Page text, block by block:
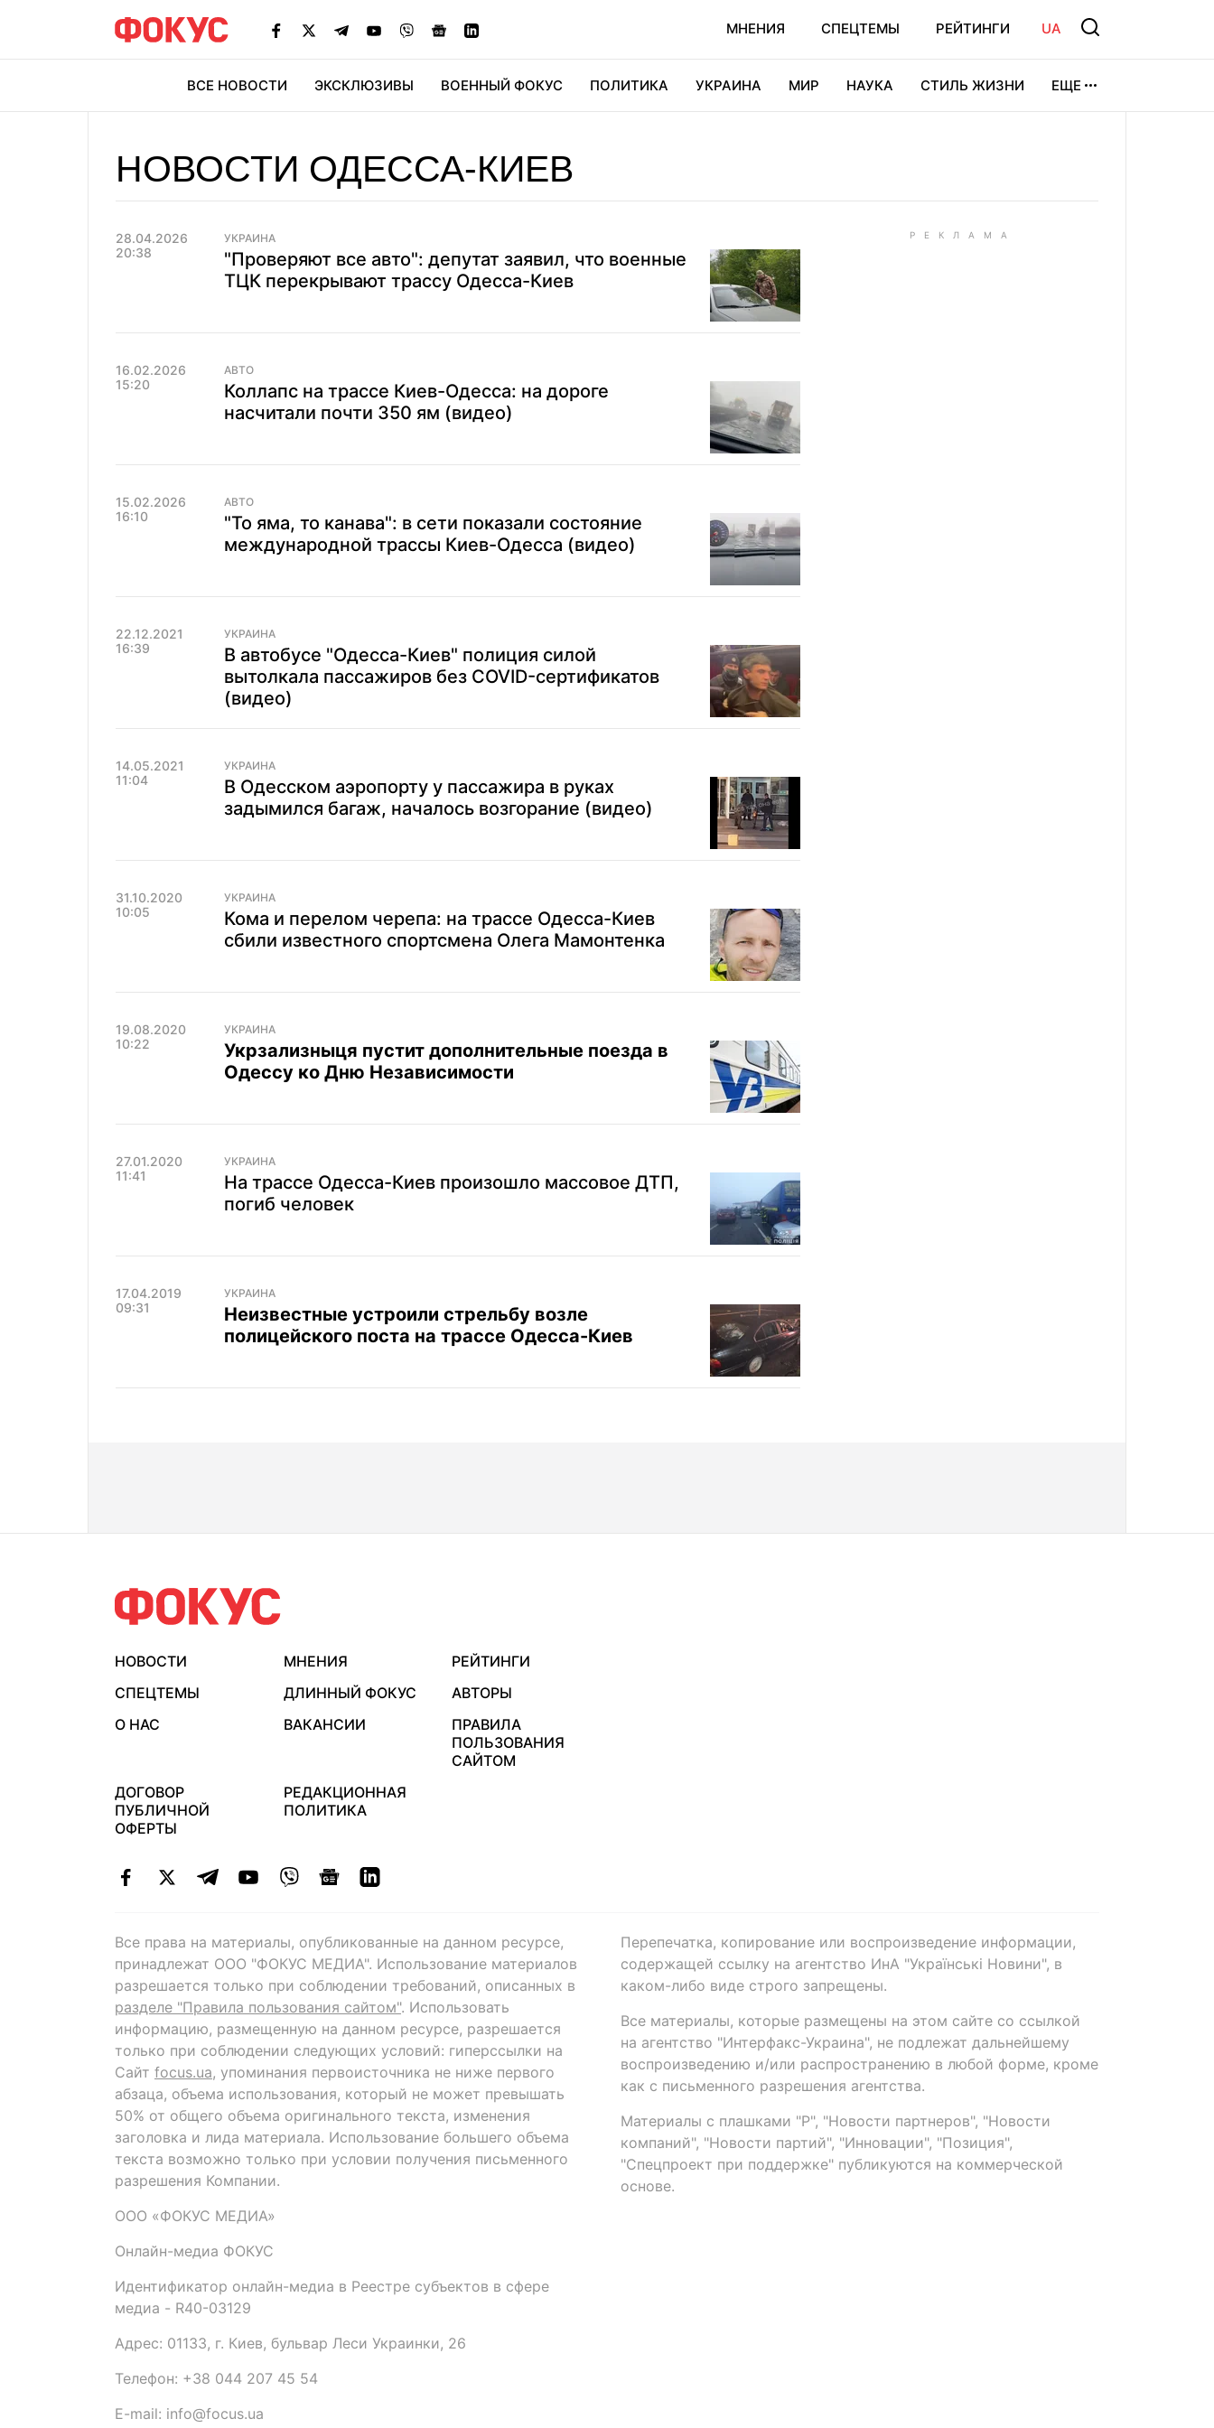
МНЕНИЯ СПЕЦТЕМЫ РЕЙТИНГИ UA
ВСЕ НОВОСТИ ЭКСКЛЮЗИВЫ ВОЕННЫЙ ФОКУС ПОЛИТИКА УКРАИНА МИР НАУКА СТИЛЬ ЖИЗНИ ЕЩЕ
НОВОСТИ ОДЕССА-КИЕВ
28.04.2026
20:38
УКРАИНА
"Проверяют все авто": депутат заявил, что военные
ТЦК перекрывают трассу Одесса-Киев
16.02.2026
15:20
АВТО
Коллапс на трассе Киев-Одесса: на дороге
насчитали почти 350 ям (видео)
15.02.2026
16:10
АВТО
"То яма, то канава": в сети показали состояние
международной трассы Киев-Одесса (видео)
22.12.2021
16:39
УКРАИНА
В автобусе "Одесса-Киев" полиция силой
вытолкала пассажиров без COVID-сертификатов
(видео)
14.05.2021
11:04
УКРАИНА
В Одесском аэропорту у пассажира в руках
задымился багаж, началось возгорание (видео)
31.10.2020
10:05
УКРАИНА
Кома и перелом черепа: на трассе Одесса-Киев
сбили известного спортсмена Олега Мамонтенка
19.08.2020
10:22
УКРАИНА
Укрзализныця пустит дополнительные поезда в
Одессу ко Дню Независимости
27.01.2020
11:41
УКРАИНА
На трассе Одесса-Киев произошло массовое ДТП,
погиб человек
17.04.2019
09:31
УКРАИНА
Неизвестные устроили стрельбу возле
полицейского поста на трассе Одесса-Киев
НОВОСТИ МНЕНИЯ
РЕЙТИНГИ
СПЕЦТЕМЫ
ДЛИННЫЙ ФОКУС
АВТОРЫ
О НАС
ВАКАНСИИ
ПРАВИЛА
ПОЛЬЗОВАНИЯ
САЙТОМ
ДОГОВОР
ПУБЛИЧНОЙ
ОФЕРТЫ
РЕДАКЦИОННАЯ
ПОЛИТИКА
Все права на материалы, опубликованные на данном ресурсе,
принадлежат ООО "ФОКУС МЕДИА". Использование материалов
разрешается только при соблюдении требований, описанных в
разделе "Правила пользования сайтом". Использовать
информацию, размещенную на данном ресурсе, разрешается
только при соблюдении следующих условий: гиперссылки на
Сайт focus.ua, упоминания первоисточника не ниже первого
абзаца, объема использования, который не может превышать
50% от общего объема оригинального текста, изменения
заголовка и лида материала. Использование большего объема
текста возможно только при условии получения письменного
разрешения Компании.
ООО «ФОКУС МЕДИА»
Онлайн-медиа ФОКУС
Идентификатор онлайн-медиа в Реестре субъектов в сфере
медиа - R40-03129
Адрес: 01133, г. Киев, бульвар Леси Украинки, 26
Телефон: +38 044 207 45 54
E-mail: info@focus.ua
Перепечатка, копирование или воспроизведение информации,
содержащей ссылку на агентство ИнА "Українські Новини", в
каком-либо виде строго запрещены.
Все материалы, которые размещены на этом сайте со ссылкой
на агентство "Интерфакс-Украина", не подлежат дальнейшему
воспроизведению и/или распространению в любой форме, кроме
как с письменного разрешения агентства.
Материалы с плашками "Р", "Новости партнеров", "Новости
компаний", "Новости партий", "Инновации", "Позиция",
"Спецпроект при поддержке" публикуются на коммерческой
основе.